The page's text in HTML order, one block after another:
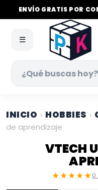
ENVÍO GRATIS POR
☰
INICIO › HOBBIES ›
de aprendizaje
VTECH
★★★★★0